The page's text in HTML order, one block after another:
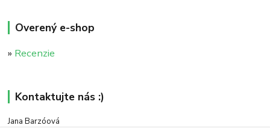
Overený e-shop
» Recenzie
Kontaktujte nás :)
Jana Barzóová